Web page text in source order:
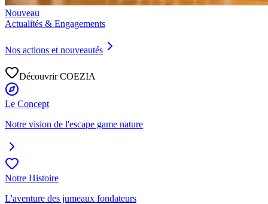
Nouveau
Actualités & Engagements
Nos actions et nouveautés
Découvrir COEZIA
Le Concept
Notre vision de l'escape game nature
Notre Histoire
L'aventure des jumeaux fondateurs